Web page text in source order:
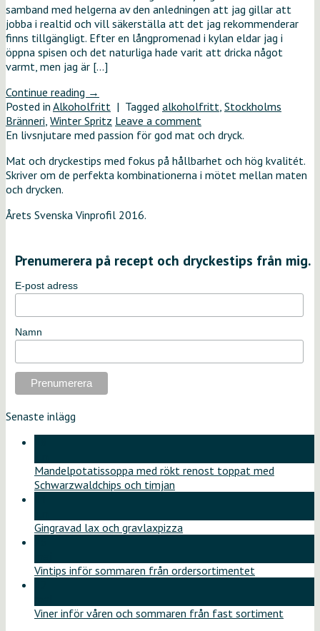
samband med helgerna av den anledningen att jag gillar att
jobba i realtid och vill säkerställa att det jag rekommenderar
finns tillgängligt. Efter en långpromenad i kylan eldar jag i
öppna spisen och det naturliga hade varit att dricka något
varmt, men jag är […]
Continue reading →
Posted in Alkoholfritt | Tagged alkoholfritt, Stockholms
Bränneri, Winter Spritz Leave a comment
En livsnjutare med passion för god mat och dryck.
Mat och dryckestips med fokus på hållbarhet och hög kvalitét.
Skriver om de perfekta kombinationerna i mötet mellan maten
och drycken.
Årets Svenska Vinprofil 2016.
Prenumerera på recept och dryckestips från mig.
E-post adress
Namn
Senaste inlägg
Mandelpotatissoppa med rökt renost toppat med
Schwarzwaldchips och timjan
Gingravad lax och gravlaxpizza
Vintips inför sommaren från ordersortimentet
Viner inför våren och sommaren från fast sortiment